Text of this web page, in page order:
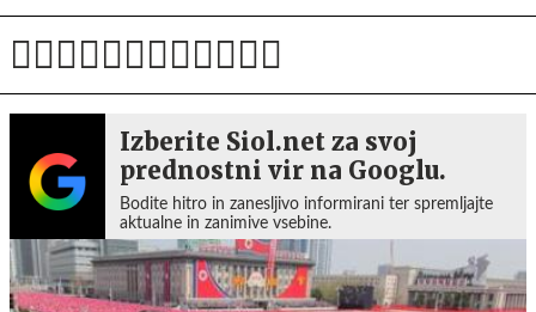
Izberite Siol.net za svoj
prednostni vir na Googlu.
Bodite hitro in zanesljivo informirani ter spremljajte
aktualne in zanimive vsebine.